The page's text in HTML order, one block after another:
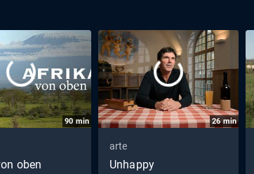
90 min
oben
26min
arte
Unhappy